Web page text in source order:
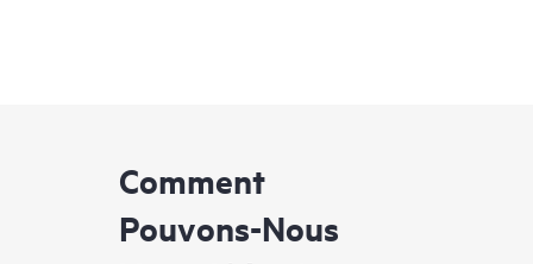
Comment
Pouvons-Nous